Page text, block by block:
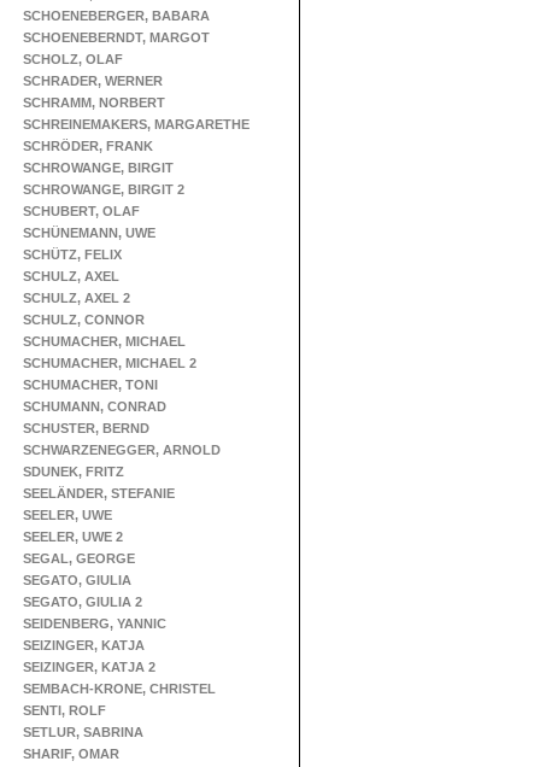
SCHOENEBERGER, BABARA
SCHOENEBERNDT, MARGOT
SCHOLZ, OLAF
SCHRADER, WERNER
SCHRAMM, NORBERT
SCHREINEMAKERS, MARGARETHE
SCHRÖDER, FRANK
SCHROWANGE, BIRGIT
SCHROWANGE, BIRGIT 2
SCHUBERT, OLAF
SCHÜNEMANN, UWE
SCHÜTZ, FELIX
SCHULZ, AXEL
SCHULZ, AXEL 2
SCHULZ, CONNOR
SCHUMACHER, MICHAEL
SCHUMACHER, MICHAEL 2
SCHUMACHER, TONI
SCHUMANN, CONRAD
SCHUSTER, BERND
SCHWARZENEGGER, ARNOLD
SDUNEK, FRITZ
SEELÄNDER, STEFANIE
SEELER, UWE
SEELER, UWE 2
SEGAL, GEORGE
SEGATO, GIULIA
SEGATO, GIULIA 2
SEIDENBERG, YANNIC
SEIZINGER, KATJA
SEIZINGER, KATJA 2
SEMBACH-KRONE, CHRISTEL
SENTI, ROLF
SETLUR, SABRINA
SHARIF, OMAR